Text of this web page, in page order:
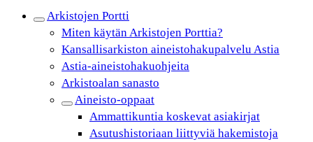
Arkistojen Portti
Miten käytän Arkistojen Porttia?
Kansallisarkiston aineistohakupalvelu Astia
Astia-aineistohakuohjeita
Arkistoalan sanasto
Aineisto-oppaat
Ammattikuntia koskevat asiakirjat
Asutushistoriaan liittyviä hakemistoja